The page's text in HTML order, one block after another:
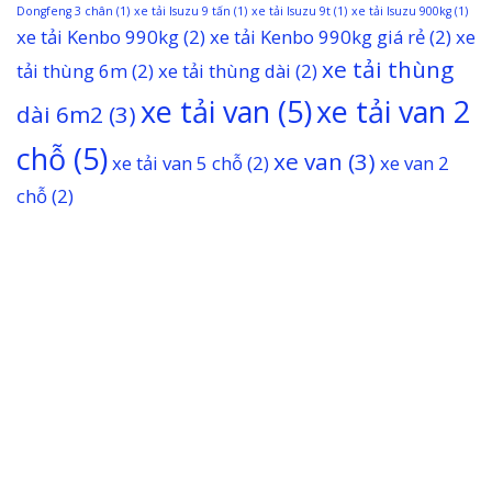
Dongfeng 3 chân (1) xe tải Isuzu 9 tấn (1) xe tải Isuzu 9t (1) xe tải Isuzu 900kg (1)
xe tải Kenbo 990kg(2) xe tải Kenbo 990kg giá rẻ(2) xe
tải thùng 6m(2) xe tải thùng dài (2) xe tải thùng
dài 6m2 (3)xe tải van (5)xe tải van 2
chỗ (5)xe tải van 5 chỗ(2) xe van (3) xe van 2
chỗ(2)